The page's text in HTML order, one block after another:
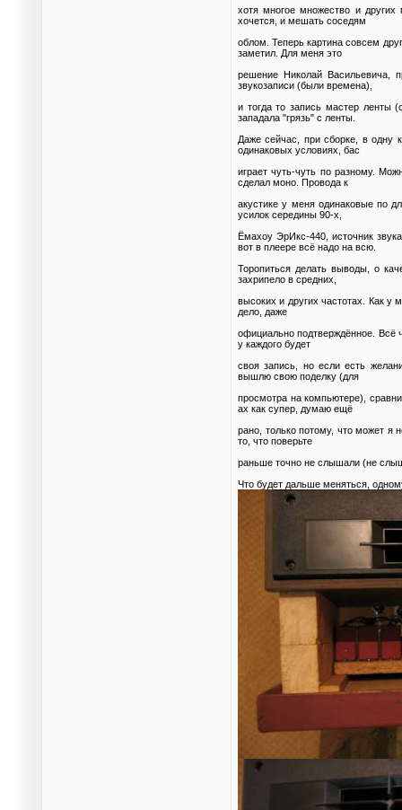
хотя многое множество и других
хочется, и мешать соседям
облом. Теперь картина совсем
заметил. Для меня это
решение Николай Васильевича,
звукозаписи (были времена),
и тогда то запись мастер ленты
западала "грязь" с ленты.
Даже сейчас, при сборке, в одну
одинаковых условиях, бас
играет чуть-чуть по разному.
сделал моно. Провода к
акустике у меня одинаковые по
усилок середины 90-х,
Ёмахоу ЭрИкс-440, источник
вот в плеере всё надо на всю.
Торопиться делать выводы, о
захрипело в средних,
высоких и других частотах. Как у
дело, даже
официально подтверждённое. Всё
у каждого будет
своя запись, но если есть
вышлю свою поделку (для
просмотра на компьютере),
ах как супер, думаю ещё
рано, только потому, что может
то, что поверьте
раньше точно не слышали (не
Что будет дальше меняться,